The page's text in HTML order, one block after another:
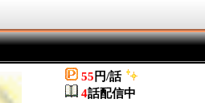
55 円/話
4話配信中